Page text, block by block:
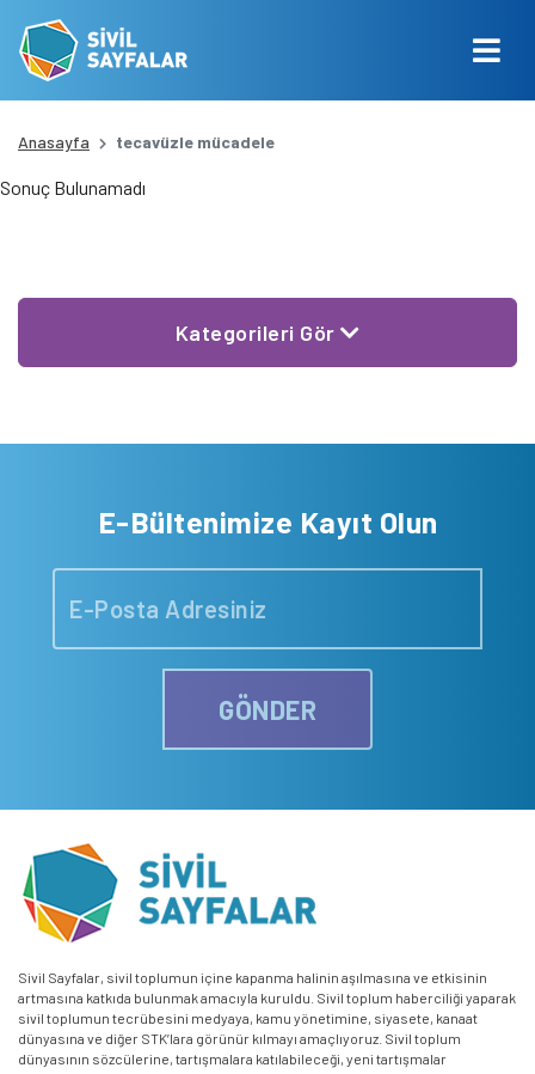
Anasayfa tecavüzle mücadele
Sonuç Bulunamadı
Kategorileri Gör
E-Bültenimize Kayıt Olun
GÖNDER
Sivil Sayfalar, sivil toplumun içine kapanma halinin aşılmasına ve etkisinin
artmasına katkıda bulunmak amacıyla kuruldu. Sivil toplum haberciliği yaparak
sivil toplumun tecrübesini medyaya, kamu yönetimine, siyasete, kanaat
dünyasına ve diğer STK’lara görünür kılmayı amaçlıyoruz. Sivil toplum
dünyasının sözcülerine, tartışmalara katılabileceği, yeni tartışmalar